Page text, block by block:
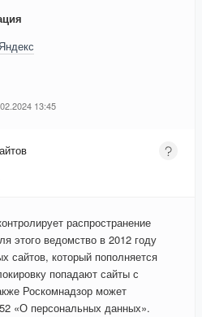
13:45
распространение
этого ведомство в 2012 году
сайтов, который пополняется
попадают сайты с
Роскомнадзор может
«О персональных данных».